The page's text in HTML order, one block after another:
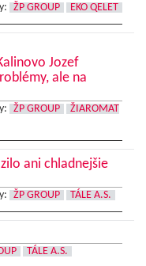
ŽP GROUP EKO QELET
Jozef
ale na
ŽP GROUP
ŽIAROMAT
ani chladnejšie
ŽP GROUP TÁLE A.S.
TÁLE A.S.